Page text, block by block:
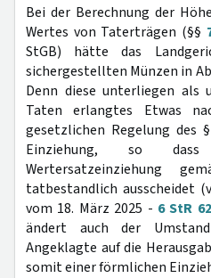
Bei der Berechnung der
Wertes von Taterträgen (§§
StGB) hätte das
sichergestellten Münzen in
Denn diese unterliegen als
Taten erlangtes Etwas
gesetzlichen Regelung des §
Einziehung, so
Wertersatzeinziehung
tatbestandlich ausscheidet
vom 18. März 2025 - 6 StR
ändert auch der
Angeklagte auf die
somit einer förmlichen